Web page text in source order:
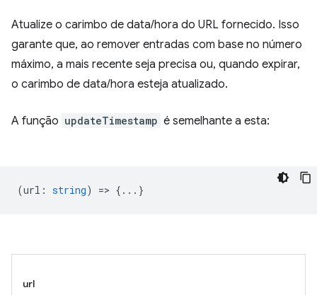
Atualize o carimbo de data/hora do URL fornecido. Isso
garante que, ao remover entradas com base no número
máximo, a mais recente seja precisa ou, quando expirar,
o carimbo de data/hora esteja atualizado.
A função updateTimestamp é semelhante a esta:
(url : string) => {...}
url